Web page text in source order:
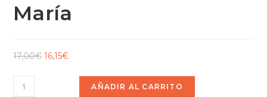
María
17,00€ 16,15€
AÑADIR AL CARRITO